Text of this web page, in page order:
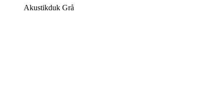
Akustikduk Grå